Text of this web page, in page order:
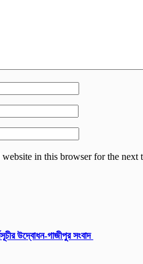
website in this browser for the next
উদ্বোধন-গাজীপুর সংবাদ